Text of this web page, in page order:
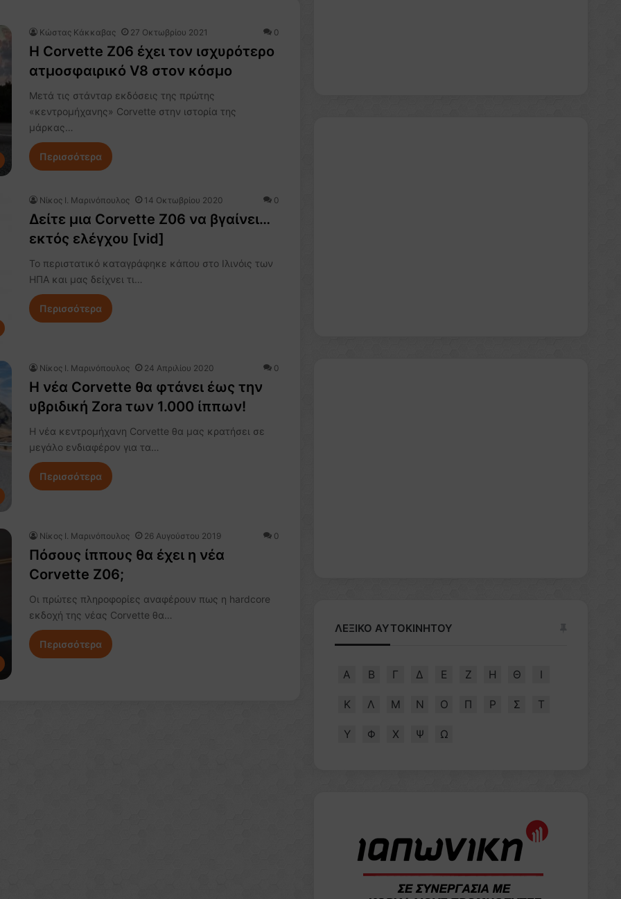
Κώστας Κάκκαβας 27 Οκτωβρίου 2021 0
Η Corvette Z06 έχει τον ισχυρότερο
ατμοσφαιρικό V8 στον κόσμο
Μετά τις στάνταρ εκδόσεις της πρώτης
«κεντρομήχανης» Corvette στην ιστορία της
μάρκας…
Περισσότερα
Nίκος Ι. Mαρινόπουλος 14 Οκτωβρίου 2020 0
Δείτε μια Corvette Z06 να βγαίνει…
εκτός ελέγχου [vid]
To περιστατικό καταγράφηκε κάπου στο Ιλινόις των
ΗΠΑ και μας δείχνει τι…
Περισσότερα
Nίκος Ι. Mαρινόπουλος 24 Απριλίου 2020 0
H νέα Corvette θα φτάνει έως την
υβριδική Zora των 1.000 ίππων!
Η νέα κεντρομήχανη Corvette θα μας κρατήσει σε
μεγάλο ενδιαφέρον για τα…
Περισσότερα
Nίκος Ι. Mαρινόπουλος 26 Αυγούστου 2019 0
Πόσους ίππους θα έχει η νέα
Corvette Z06;
Οι πρώτες πληροφορίες αναφέρουν πως η hardcore
εκδοχή της νέας Corvette θα…
Περισσότερα
ΛΕΞΙΚΟ ΑΥΤΟΚΙΝΗΤΟΥ
Α Β Γ Δ Ε Ζ Η Θ Ι
Κ Λ Μ Ν Ο Π Ρ Σ Τ
Υ Φ Χ Ψ Ω